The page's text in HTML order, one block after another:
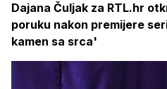
Dajana Čuljak za RTL.hr
poruku nakon premijere
kamen sa srca'